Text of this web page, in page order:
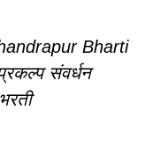
Bharti
संवर्धन